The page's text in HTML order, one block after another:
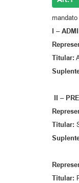
I –
Titular:
II –
Titular:
Titular: